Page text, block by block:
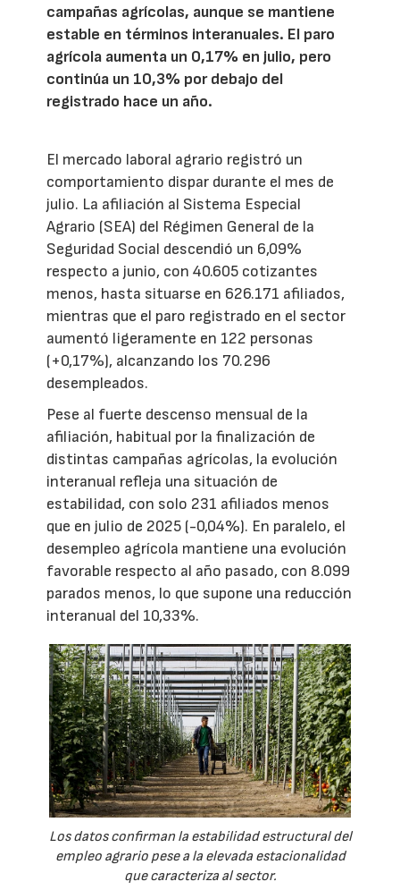
campañas agrícolas, aunque se mantiene
estable en términos interanuales. El paro
agrícola aumenta un 0,17% en julio, pero
continúa un 10,3% por debajo del
registrado hace un año.
El mercado laboral agrario registró un
comportamiento dispar durante el mes de
julio. La afiliación al Sistema Especial
Agrario (SEA) del Régimen General de la
Seguridad Social descendió un 6,09%
respecto a junio, con 40.605 cotizantes
menos, hasta situarse en 626.171 afiliados,
mientras que el paro registrado en el sector
aumentó ligeramente en 122 personas
(+0,17%), alcanzando los 70.296
desempleados.
Pese al fuerte descenso mensual de la
afiliación, habitual por la finalización de
distintas campañas agrícolas, la evolución
interanual refleja una situación de
estabilidad, con solo 231 afiliados menos
que en julio de 2025 (-0,04%). En paralelo, el
desempleo agrícola mantiene una evolución
favorable respecto al año pasado, con 8.099
parados menos, lo que supone una reducción
interanual del 10,33%.
Los datos confirman la estabilidad estructural del
empleo agrario pese a la elevada estacionalidad
que caracteriza al sector.